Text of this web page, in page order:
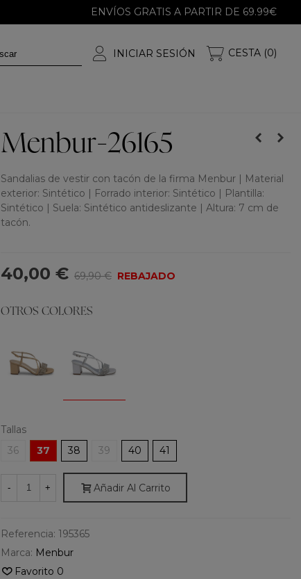
ENVÍOS GRATIS A PARTIR DE 69.99€
INICIAR SESIÓN CESTA (0)
Menbur-26165
Sandalias de vestir con tacón de la firma Menbur | Material
exterior: Sintético | Forrado interior: Sintético | Plantilla:
Sintético | Suela: Sintético antideslizante | Altura: 7 cm de
tacón.
40,00 € 69,90 € REBAJADO
OTROS COLORES
Tallas
36
37 38 39 40 41
- + Añadir Al Carrito
Referencia: 195365
Marca: Menbur
Favorito 0